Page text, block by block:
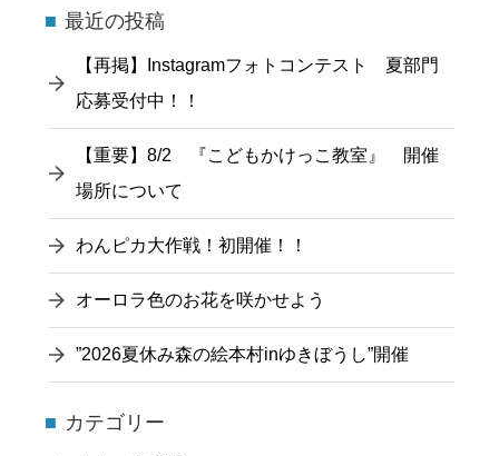
最近の投稿
【再掲】Instagramフォトコンテスト 夏部門
応募受付中！！
【重要】8/2 『こどもかけっこ教室』 開催
場所について
わんピカ大作戦！初開催！！
オーロラ色のお花を咲かせよう
”2026夏休み森の絵本村inゆきぼうし”開催
カテゴリー